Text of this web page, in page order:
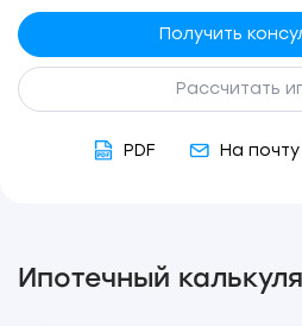
Получить
Рассчитать
PDF На почту
Ипотечный